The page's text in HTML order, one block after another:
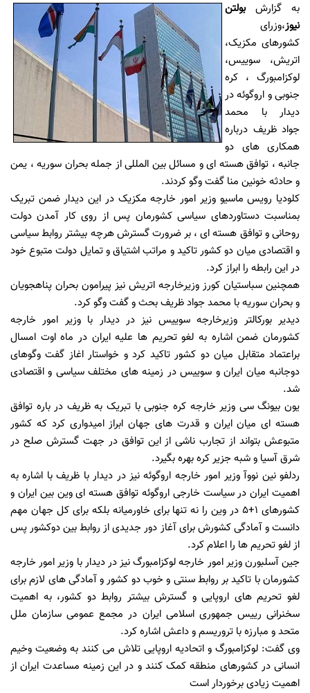
به گزارشبولتن
نیوز،وزرای
کشورهای مکزیک،
اتریش، سوییس،
لوکزامبورگ ، کره
جنوبی و اروگوئه در
دیدار با محمد
جواد ظریف درباره
همکاری های دو
جانبه ، توافق هسته ای و مسائل بین المللی از جمله بحران سوریه ، یمن
و حادثه خونین منا گفت وگو کردند.
کلودیا رویس ماسیو وزیر امور خارجه مکزیک در این دیدار ضمن تبریک
بمناسبت دستاوردهای سیاسی کشورمان پس از روی کار آمدن دولت
روحانی و توافق هسته ای ، بر ضرورت گسترش هرچه بیشتر روابط سیاسی
و اقتصادی میان دو کشور تاکید و مراتب اشتیاق و تمایل دولت متبوع خود
در این رابطه را ابراز کرد.
همچنین سباستیان کورز وزیرخارجه اتریش نیز پیرامون بحران پناهجویان
و بحران سوریه با محمد جواد ظریف بحث و گفت وگو کرد.
دیدیر بورکالتر وزیرخارجه سوییس نیز در دیدار با وزیر امور خارجه
کشورمان ضمن اشاره به لغو تحریم ها علیه ایران در ماه اوت امسال
براعتماد متقابل میان دو کشور تاکید کرد و خواستار اغاز گفت وگوهای
دوجانبه میان ایران و سوییس در زمینه های مختلف سیاسی و اقتصادی
شد.
یون بیونگ سی وزیر خارجه کره جنوبی با تبریک به ظریف در باره توافق
هسته ای میان ایران و قدرت های جهان ابراز امیدواری کرد که کشور
متبوعش بتواند از تجارب ناشی از این توافق در جهت گسترش صلح در
شرق آسیا و شبه جزیر کره بهره بگیرد.
ردلفو نین نووآ وزیر امور خارجه اروگوئه نیز در دیدار با ظریف با اشاره به
اهمیت ایران در سیاست خارجی اروگوئه توافق هسته ای وین بین ایران و
کشورهای 1+5 در وین را نه تنها برای خاورمیانه بلکه برای کل جهان مهم
دانست و آمادگی کشورش برای آغاز دور جدیدی از روابط بین دوکشور پس
از لغو تحریم ها را اعلام کرد.
جین آسلبورن وزیر امور خارجه لوکزامبورگ نیز در دیدار با وزیر امور خارجه
کشورمان با تاکید بر روابط سنتی و خوب دو کشور و آمادگی های لازم برای
لغو تحریم های اروپایی و گسترش بیشتر روابط دو کشور، به اهمیت
سخنرانی رییس جمهوری اسلامی ایران در مجمع عمومی سازمان ملل
متحد و مبارزه با تروریسم و داعش اشاره کرد.
وی گفت: لوکزامبورگ و اتحادیه اروپایی تلاش می کنند به وضعیت وخیم
انسانی در کشورهای منطقه کمک کنند و در این زمینه مساعدت ایران از
اهمیت زیادی برخوردار است